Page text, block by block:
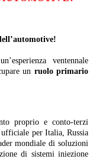
ventennale
un ruolo primario
proprio e conto-terzi
per Italia, Russia
mondiale di soluzioni
di sistemi iniezione